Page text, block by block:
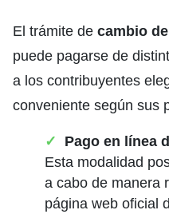
El trámite de cambio
puede pagarse de
a los contribuyentes
conveniente según sus
Pago en línea
Esta modalidad
a cabo de manera
página web oficial